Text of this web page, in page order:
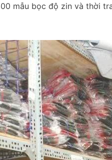
mẫu bọc độ zin và thời